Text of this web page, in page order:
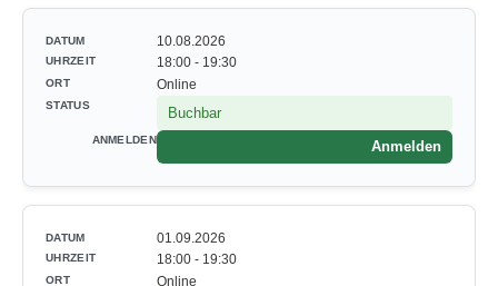
10.08.2026
18:00 - 19:30
Online
Buchbar
Anmelden
01.09.2026
18:00 - 19:30
Online